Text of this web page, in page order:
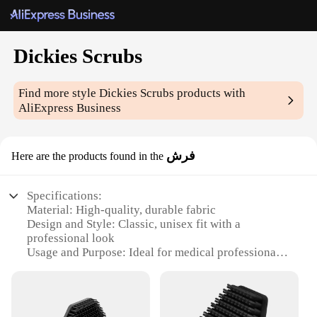
Dickies Scrubs
Find more styleDickies Scrubs products with
AliExpress Business
Here are the products found in the فرش
Specifications:
Material: High-quality, durable fabric
Design and Style: Classic, unisex fit with a
professional look
Usage and Purpose: Ideal for medical professionals
Performance and Property: Easy to clean and
Parts and Accessories: Comes with a set of scrubs,